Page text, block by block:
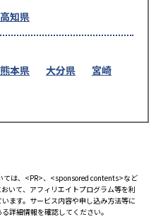
高知県
熊本県 大分県
宮崎
ては、<PR>、<sponsored contents>など
いて、アフィリエイトプログラム等を利
ます。サービス内容や申し込み方法等に
詳細情報を確認してください。